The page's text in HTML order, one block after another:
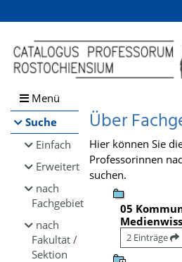
Browsen
direkt zum Inhalt
Menü
Suche
Einfach
Erweitert
nach
Fachgebiet
nach
Fakultät /
Sektion
Über
Hier können Sie
Professorinnen
suchen.
05
2 Einträge